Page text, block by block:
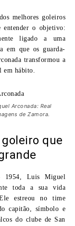
melhores goleiros
entender o objetivo:
ligado a uma
em que os guarda-
transformou a
em hábito.
Arconada: Real
de Zamora.
que
1954, Luis Miguel
toda a sua vida
estreou no time
capitão, símbolo e
do clube de San